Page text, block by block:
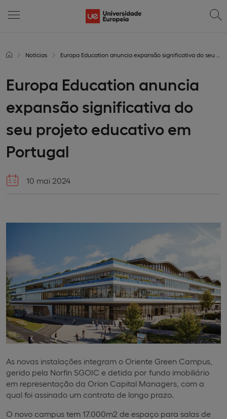
Notícias Europa Education anuncia expansão significativa do seu projeto educativo em Portugal
Europa Education anuncia
expansão significativa do
seu projeto educativo em
Portugal
10 mai 2024
As novas instalações integram o Oriente Green Campus,
gerido pela Norfin SGOIC e detida por fundo imobiliário
em representação da Orion Capital Managers, com a
qual foi assinado um contrato de longo prazo.
O novo campus tem 17.000m2 de espaço para salas de